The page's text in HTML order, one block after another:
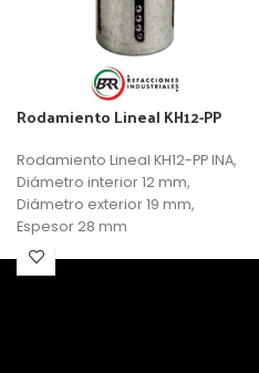
Rodamiento Lineal KH12-PP
Rodamiento Lineal KH12-PP INA,
Diámetro interior 12 mm,
Diámetro exterior 19 mm,
Espesor 28 mm